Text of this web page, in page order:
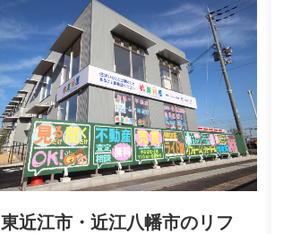
東近江市・近江八幡市のリフ